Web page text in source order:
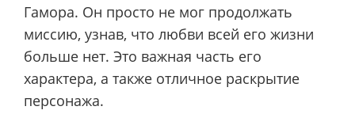
Гамора. Он просто не мог продолжать
миссию, узнав, что любви всей его жизни
больше нет. Это важная часть его
характера, а также отличное раскрытие
персонажа.